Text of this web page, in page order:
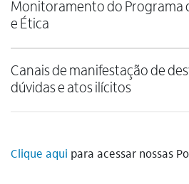
Monitoramento do Programa
e Ética
Canais de manifestação de
dúvidas e atos ilícitos
Clique aqui para acessar nossas